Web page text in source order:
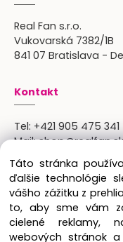
Real Fan s.r.o.
Vukovarská 7382/1B
841 07 Bratislava -
Kontakt
Tel: +421 905 475 341
Mail:shop@realfan.sk
Zákaznícka linka: 9:00-
Osobný odber: po
Copyright © 2024
Táto stránka
ďalšie technológie
vášho zážitku z
to, aby sme vám
cielené reklamy,
webových stránok